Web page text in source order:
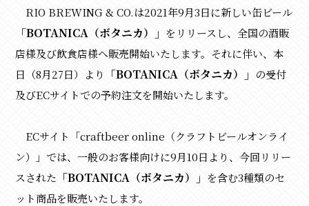
RIO BREWING & CO.は2021年9月3日に新しい缶ビール
「BOTANICA（ボタニカ）」 をリリースし、全国の酒販
店様及び飲食店様へ販売開始いたします。それに伴い、本
日（8月27日）より
「BOTANICA（ボタニカ）」 の受付
及びECサイトでの予約注文を開始いたします。
ECサイト「craftbeer online（クラフトビールオンライ
ン）」では、一般のお客様向けに9月10日より、今回リリー
スされた 「BOTANICA（ボタニカ）」 を含む3種類のセ
ット商品を販売いたします。